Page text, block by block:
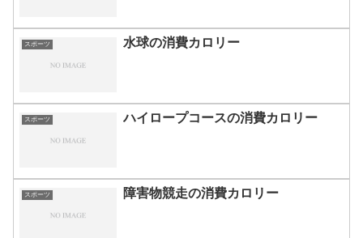
スポーツ 水球の消費カロリー
スポーツ ハイロープコースの消費カロリー
スポーツ 障害物競走の消費カロリー